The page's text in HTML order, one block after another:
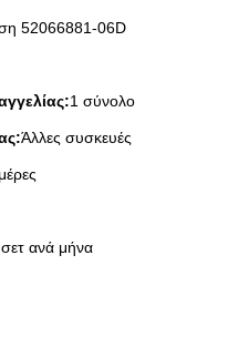
52066881-06D
1 σύνολο
Άλλες συσκευές
ανά μήνα